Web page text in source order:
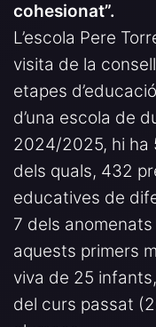
cohesionat”.
L’escola Pere
visita de la
etapes
d’una escola de
2024/2025, hi ha
dels quals, 432
educatives de
7 dels anomenats
aquests primers
viva de 25
del curs passat